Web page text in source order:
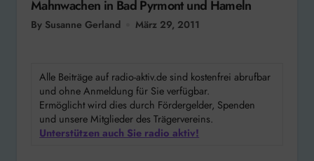
Mahnwachen in Bad Pyrmont und Hameln
By Susanne Gerland März 29, 2011
Alle Beiträge auf radio-aktiv.de sind kostenfrei abrufbar
und ohne Anmeldung für Sie verfügbar.
Ermöglicht wird dies durch Fördergelder, Spenden
und unsere Mitglieder des Trägervereins.
Unterstützen auch Sie radio aktiv!